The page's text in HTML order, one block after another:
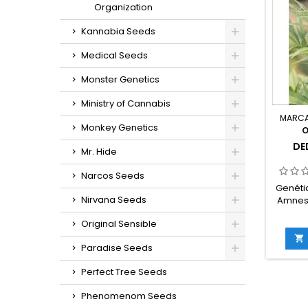
Organization
Kannabia Seeds
Medical Seeds
Monster Genetics
Ministry of Cannabis
Monkey Genetics
Mr. Hide
Narcos Seeds
Nirvana Seeds
Original Sensible
Paradise Seeds
Perfect Tree Seeds
Phenomenom Seeds
g/
20%
THC:
